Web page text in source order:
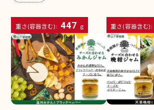
重さ(容器含む): 447 g 重さ(容器含む):